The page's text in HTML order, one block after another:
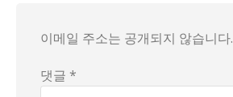
이메일 주소는 공개되지 않습니다.
댓글 *